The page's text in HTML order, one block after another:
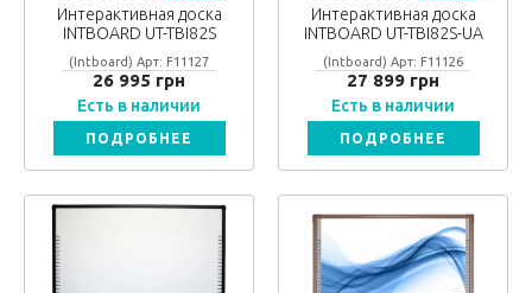
Интерактивная доска
INTBOARD UT-TBI82S
(Intboard) Арт: F11127
26 995 грн
Есть в наличии
ПОДРОБНЕЕ
Интерактивная доска
INTBOARD UT-TBI82S-UA
(Intboard) Арт: F11126
27 899 грн
Есть в наличии
ПОДРОБНЕЕ